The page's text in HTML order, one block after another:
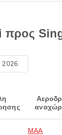
προς
2026
MAA